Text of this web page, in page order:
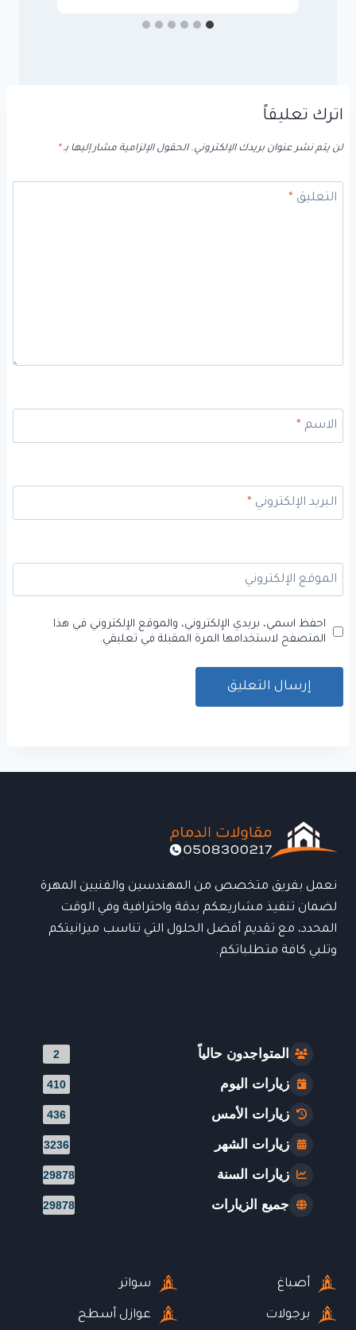
اترك تعليقاً
لن يتم نشر عنوان بريدك الإلكتروني. الحقول الإلزامية مشار إليها بـ*
التعليق*
الاسم*
البريد الإلكتروني*
الموقع الإلكتروني
احفظ اسمي، بريدي الإلكتروني، والموقع الإلكتروني في هذا
المتصفح لاستخدامها المرة المقبلة في تعليقي.
نعمل بفريق متخصص من المهندسين والفنيين المهرة
لضمان تنفيذ مشاريعكم بدقة واحترافية وفي الوقت
المحدد، مع تقديم أفضل الحلول التي تناسب ميزانيتكم
وتلبي كافة متطلباتكم.
المتواجدون حالياً 2
زيارات اليوم 410
زيارات الأمس 436
زيارات الشهر 3236
زيارات السنة 29878
جميع الزيارات 29878
أصباغ
برجولات
سواتر
عوازل أسطح